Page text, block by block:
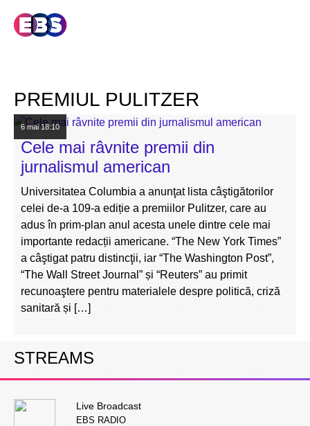
PREMIUL PULITZER
6 mai18:10
Cele mai râvnite premii din
jurnalismul american
Universitatea Columbia a anunţat lista câştigătorilor
celei de-a 109-a ediție a premiilor Pulitzer, care au
adus în prim-plan anul acesta unele dintre cele mai
importante redacții americane. “The New York Times”
a câştigat patru distincţii, iar “The Washington Post”,
“The Wall Street Journal” și “Reuters” au primit
recunoaştere pentru materialele despre politică, criză
sanitară și […]
STREAMS
Live Broadcast
EBS RADIO